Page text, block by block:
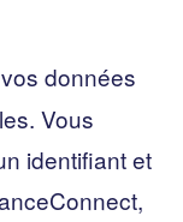
données
Vous
identifiant et